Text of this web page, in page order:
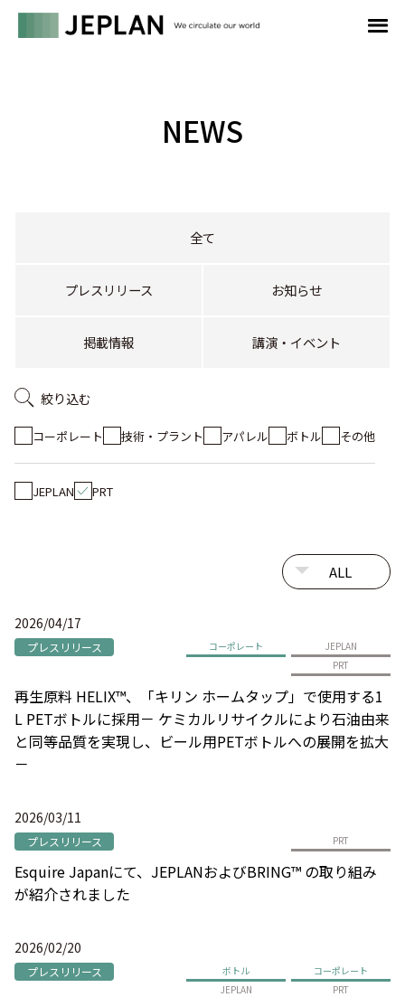
NEWS
全て
プレスリリース お知らせ
掲載情報 講演・イベント
絞り込む
コーポレート 技術・プラント アパレル ボトル その他
JEPLAN PRT
2026/04/17
プレスリリース コーポレート
JEPLAN
PRT
再生原料 HELIX™、「キリン ホームタップ」で使用する1
L PETボトルに採用－ ケミカルリサイクルにより石油由来
と同等品質を実現し、ビール用PETボトルへの展開を拡大
－
2026/03/11
プレスリリース PRT
Esquire Japanにて、JEPLANおよびBRING™ の取り組み
が紹介されました
2026/02/20
プレスリリース ボトル
コーポレート
JEPLAN
PRT